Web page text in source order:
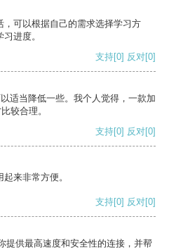
可以根据自己的需求选择学习方
进度。
支持[0] 反对[0]
适当降低一些。我个人觉得，一款加
较合理。
支持[0] 反对[0]
来非常方便。
支持[0] 反对[0]
提供最高速度和安全性的连接，并帮